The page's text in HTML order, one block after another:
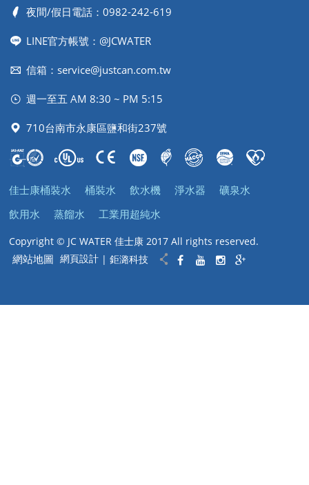
夜間/假日電話：0982-242-619
LINE官方帳號：@JCWATER
信箱：service@justcan.com.tw
週一至五 AM 8:30 ~ PM 5:15
710台南市永康區鹽和街237號
佳士康桶裝水 桶裝水 飲水機 淨水器
礦泉水
飲用水
蒸餾水 工業用超純水
Copyright © JC WATER 佳士康 2017 All rights reserved.
網站地圖 網頁設計 | 鉅潞科技